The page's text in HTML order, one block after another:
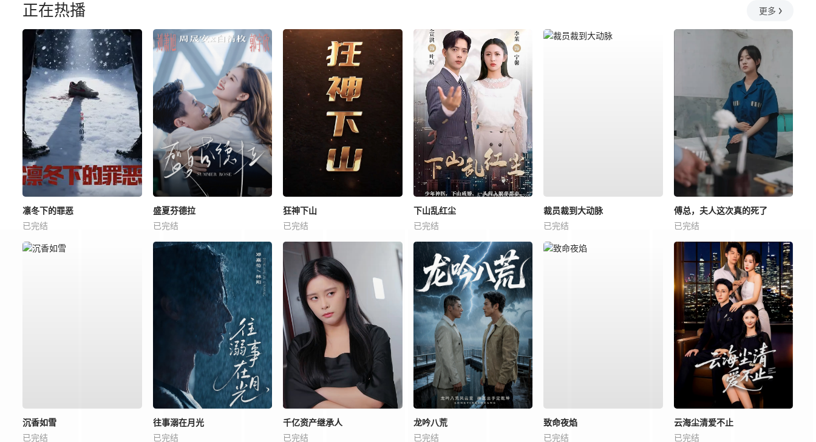
正在热播 更多
凛冬下的罪恶
已完结
盛夏芬德拉
已完结
狂神下山
已完结
下山乱红尘
已完结
裁员裁到大动脉
已完结
傅总，夫人这次真的死了
已完结
沉香如雪
已完结
往事溺在月光
已完结
千亿资产继承人
已完结
龙吟八荒
已完结
致命夜焰
已完结
云海尘清爱不止
已完结